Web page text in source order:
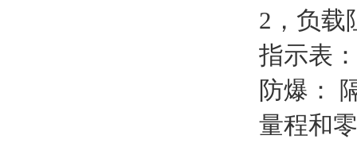
2，负载
指示表
防爆：
量程和